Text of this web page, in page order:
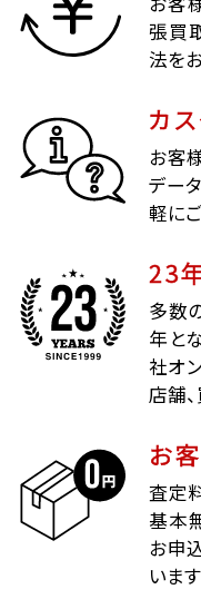
張買
法を
カ
お客
デー
軽に
23
多数
年と
社オ
店舗
お
査定
基本
お申
いま